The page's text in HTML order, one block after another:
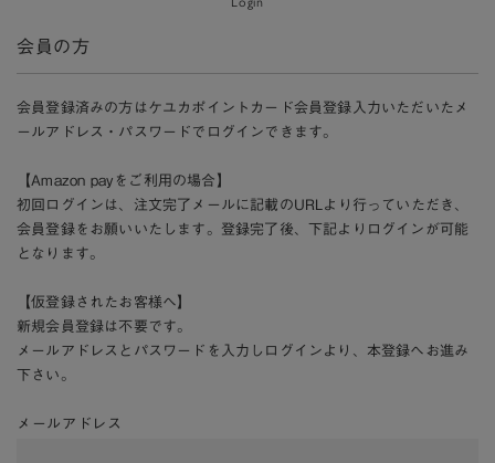
会員の方
会員登録済みの方はケユカポイントカード会員登録入力いただいたメ
ールアドレス・パスワードでログインできます。
【Amazon payをご利用の場合】
初回ログインは、注文完了メールに記載のURLより行っていただき、
会員登録をお願いいたします。登録完了後、下記よりログインが可能
となります。
【仮登録されたお客様へ】
新規会員登録は不要です。
メールアドレスとパスワードを入力しログインより、本登録へお進み
下さい。
メールアドレス